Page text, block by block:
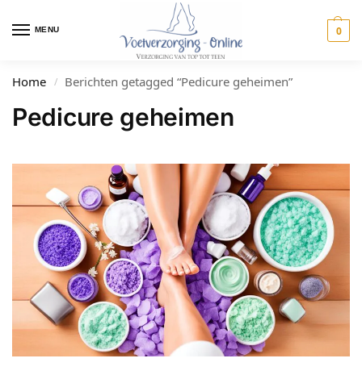
MENU 0
Home / Berichten getagged “Pedicure geheimen”
Pedicure geheimen